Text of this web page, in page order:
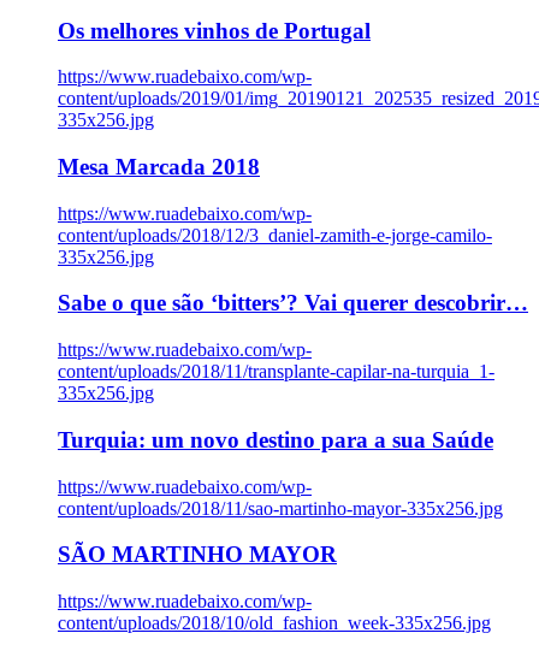
Os melhores vinhos de Portugal
https://www.ruadebaixo.com/wp-
content/uploads/2019/01/
335x256.jpg
Mesa Marcada 2018
https://www.ruadebaixo.com/wp-
content/uploads/2018/12/3_daniel-zamith-e-jorge-camilo-
335x256.jpg
Sabe o que são ‘bitters’? Vai querer descobrir…
https://www.ruadebaixo.com/wp-
content/uploads/2018/11/transplante-capilar-na-turquia_1-
335x256.jpg
Turquia: um novo destino para a sua Saúde
https://www.ruadebaixo.com/wp-
content/uploads/2018/11/sao-martinho-mayor-335x256.jpg
SÃO MARTINHO MAYOR
https://www.ruadebaixo.com/wp-
content/uploads/2018/10/old_fashion_week-335x256.jpg